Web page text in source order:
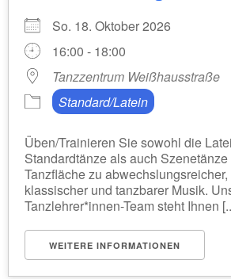
So. 18. Oktober 2026
16:00 - 18:00
Tanzzentrum Weißhausstraße
Standard/Latein
Üben/Trainieren Sie sowohl die
Standardtänze als auch
Tanzfläche zu abwechslungsreicher,
klassischer und tanzbarer Musik.
Tanzlehrer*innen-Team steht Ihnen
WEITERE INFORMATIONEN